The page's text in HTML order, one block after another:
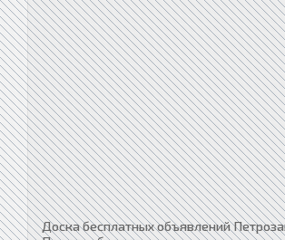
Доска бесплатных объявлений